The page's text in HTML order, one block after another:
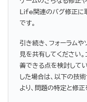
Life関連のバグ修正に
です。
引き続き、フォーラムや
見を共有してください
善できる点を検討して
した場合は、以下の技
より、問題の特定と修